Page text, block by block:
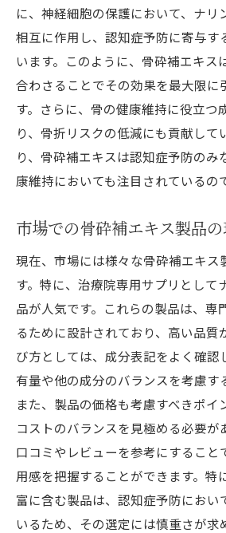
に、神経細胞の保護において、ナリ
相互に作用し、認知症予防に寄与す
います。このように、骨砕補エキス
合わさることでその効果を最大限に
す。さらに、骨の健康維持に役立つ
り、骨折リスクの低減にも貢献して
り、骨砕補エキスは認知症予防のみ
康維持においても注目されているの
市場での骨砕補エキス製品
現在、市場には様々な骨砕補エキス
す。特に、治療院専用サプリとして
品が人気です。これらの製品は、専
るために設計されており、高い品質
び方としては、成分表記をよく確認
有量や他の成分のバランスを考慮す
また、製品の価格も考慮すべきポイ
コストのバランスを見極める必要が
口コミやレビューを参考にすること
用感を把握することができます。特
富に含む製品は、認知症予防におい
いるため、その選定には慎重さが求